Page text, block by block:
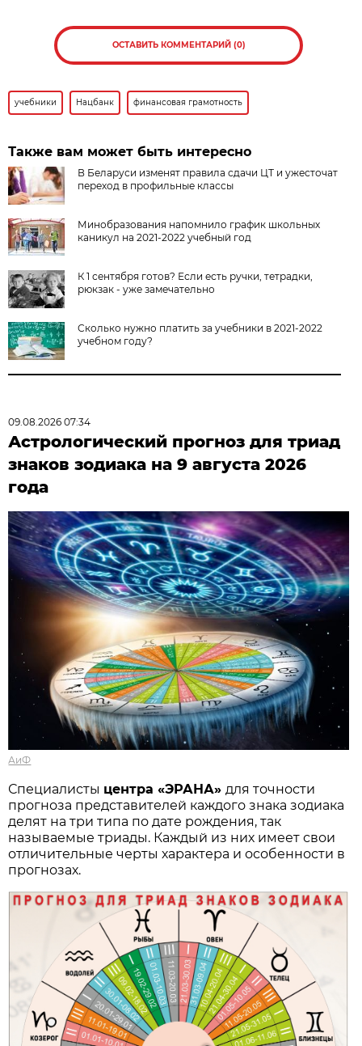
ОСТАВИТЬ КОММЕНТАРИЙ (0)
учебники Нацбанк финансовая грамотность
Также вам может быть интересно
В Беларуси изменят правила сдачи ЦТ и ужесточат
переход в профильные классы
Минобразования напомнило график школьных
каникул на 2021-2022 учебный год
К 1 сентября готов? Если есть ручки, тетрадки,
рюкзак - уже замечательно
Сколько нужно платить за учебники в 2021-2022
учебном году?
09.08.2026 07:34
Астрологический прогноз для триад
знаков зодиака на 9 августа 2026
года
АиФ
Специалисты центра «ЭРАНА»для точности
прогноза представителей каждого знака зодиака
делят на три типа по дате рождения, так
называемые триады. Каждый из них имеет свои
отличительные черты характера и особенности в
прогнозах.